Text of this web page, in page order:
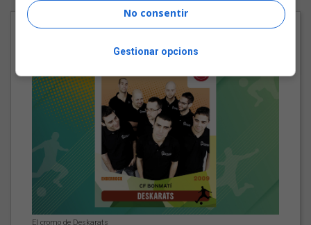
EN PORTADA
El cromo de Deskarats
No consentir
Gestionar opcions